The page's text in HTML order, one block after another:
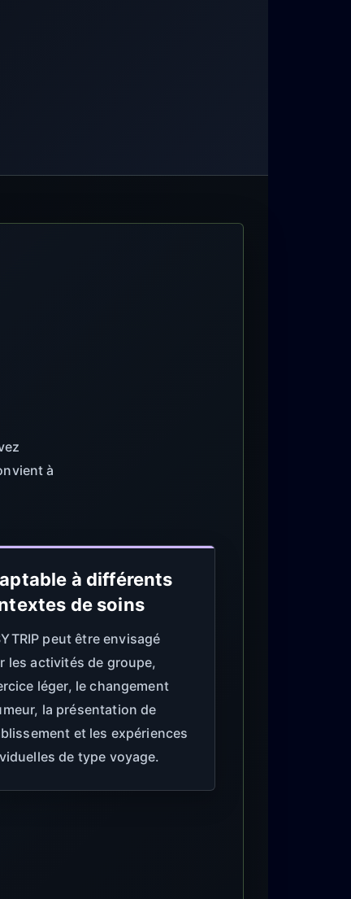
à
à différents
de soins
peut être envisagé
les activités de groupe,
léger, le changement
la présentation de
et les expériences
de type voyage.